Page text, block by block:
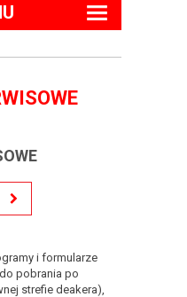
i formularze
pobrania po
strefie deakera),